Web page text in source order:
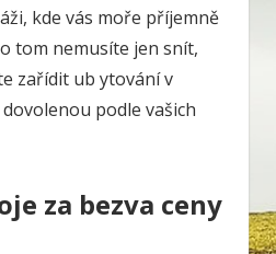
kde vás moře příjemně
tom nemusíte jen snít,
zařídit ub ytování v
podle vašich
za bezva ceny